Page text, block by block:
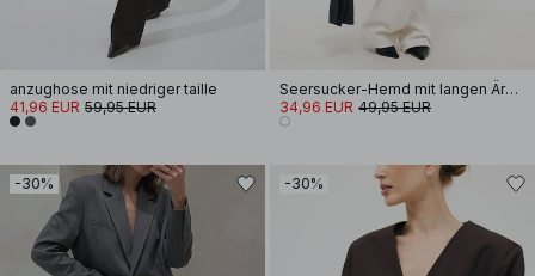
anzughose mit niedriger taille
41,96 EUR 59,95 EUR
Seersucker-Hemd mit langen Ärmeln
34,96 EUR 49,95 EUR
-30% -30%